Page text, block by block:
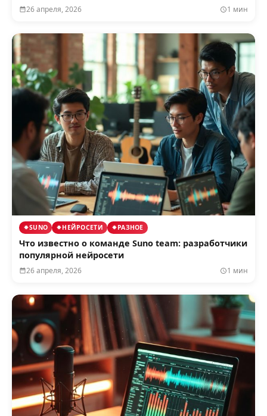
26 апреля, 2026 1 мин
SUNO НЕЙРОСЕТИ РАЗНОЕ
Что известно о команде Suno team: разработчики
популярной нейросети
26 апреля, 2026 1 мин